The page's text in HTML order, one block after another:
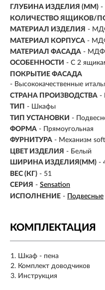
ГЛУБИНА ИЗДЕЛИЯ (ММ) -
КОЛИЧЕСТВО ЯЩИКОВ/
МАТЕРИАЛ ИЗДЕЛИЯ -
МАТЕРИАЛ КОРПУСА -
МАТЕРИАЛ ФАСАДА - МДФ
ОСОБЕННОСТИ - С 2
ПОКРЫТИЕ ФАСАДА
- Высококачественные
СТРАНА ПРОИЗВОДСТВА -
ТИП - Шкафы
ТИП УСТАНОВКИ -
ФОРМА - Прямоугольная
ФУРНИТУРА - Механизм
ЦВЕТ ИЗДЕЛИЯ - Белый
ШИРИНА ИЗДЕЛИЯ(ММ) -
ВЕС (КГ) - 51
СЕРИЯ - Sensation
ИСПОЛНЕНИЕ - Подвесные
КОМПЛЕКТАЦИЯ
Шкаф - пена
Комплект доводчиков
Инструкция